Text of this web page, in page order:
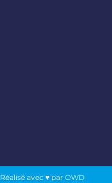
Réalisé avec ♥ par OWD